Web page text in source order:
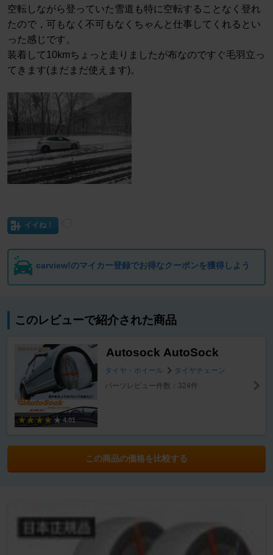
空転しながら登っていた雪道も特に空転することなく登れ
たので，可もなく不可もなくちゃんと仕事してくれるとい
った感じです。
装着して10kmちょっと走りましたが布なのですぐ毛羽立っ
てきます(まだまだ使えます)。
イイね！
carview!のマイカー登録でお得なクーポンを獲得しよう
このレビューで紹介された商品
4.01
Autosock AutoSock
タイヤ・ホイール
タイヤチェーン
パーツレビュー件数：324件
この商品の価格を比較する